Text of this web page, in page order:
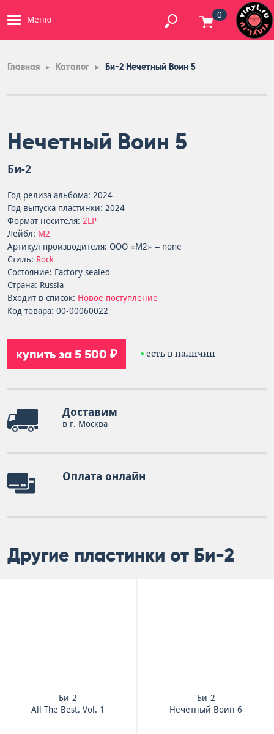
Меню 0
Главная Каталог Би-2 Нечетный Воин 5
Нечетный Воин 5
Би-2
Год релиза альбома: 2024
Год выпуска пластинки: 2024
Формат носителя: 2LP
Лейбл: M2
Артикул производителя: ООО «М2» – none
Стиль: Rock
Состояние: Factory sealed
Страна: Russia
Входит в список: Новое поступление
Код товара: 00-00060022
купить за 5 500 ₽ есть в наличии
Доставим
в г. Москва
Оплата онлайн
Другие пластинки от Би-2
Би-2
All The Best. Vol. 1
Би-2
Нечетный Воин 6